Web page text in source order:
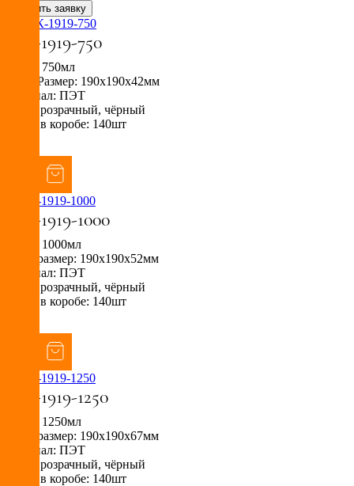
СпК-1919-750
Объём: 750мл
Внеш. Размер: 190х190х42мм
Материал: ПЭТ
Цвет: прозрачный, чёрный
Кол-во в коробе: 140шт
СпК-1919-1000
Объём: 1000мл
Внеш. размер: 190х190х52мм
Материал: ПЭТ
Цвет: прозрачный, чёрный
Кол-во в коробе: 140шт
СпК-1919-1250
Объём: 1250мл
Внеш. размер: 190х190х67мм
Материал: ПЭТ
Цвет: прозрачный, чёрный
Кол-во в коробе: 140шт